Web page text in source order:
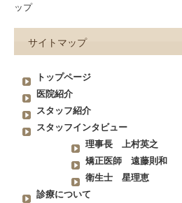
ップ
サイトマップ
トップページ
医院紹介
スタッフ紹介
スタッフインタビュー
理事長 上村英之
矯正医師 遠藤則和
衛生士 星理恵
診療について